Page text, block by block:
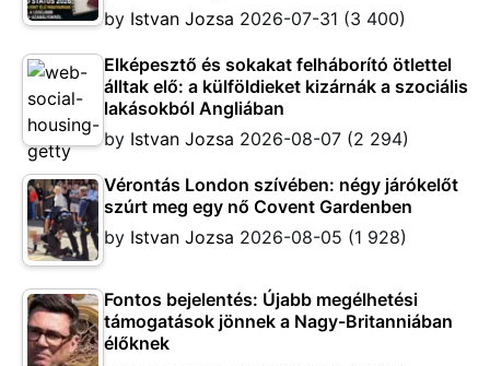
by Istvan Jozsa 2026-07-31 (3 400)
Elképesztő és sokakat felháborító ötlettel
álltak elő: a külföldieket kizárnák a szociális
lakásokból Angliában
by Istvan Jozsa 2026-08-07 (2 294)
Vérontás London szívében: négy járókelőt
szúrt meg egy nő Covent Gardenben
by Istvan Jozsa 2026-08-05 (1 928)
Fontos bejelentés: Újabb megélhetési
támogatások jönnek a Nagy-Britanniában
élőknek